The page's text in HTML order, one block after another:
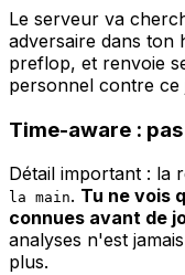
Le serveur va
adversaire dans ton
preflop, et renvoie
personnel contre
Time-aware :
Détail important : la
la main. Tu ne vois
connues avant de
analyses n'est
plus.